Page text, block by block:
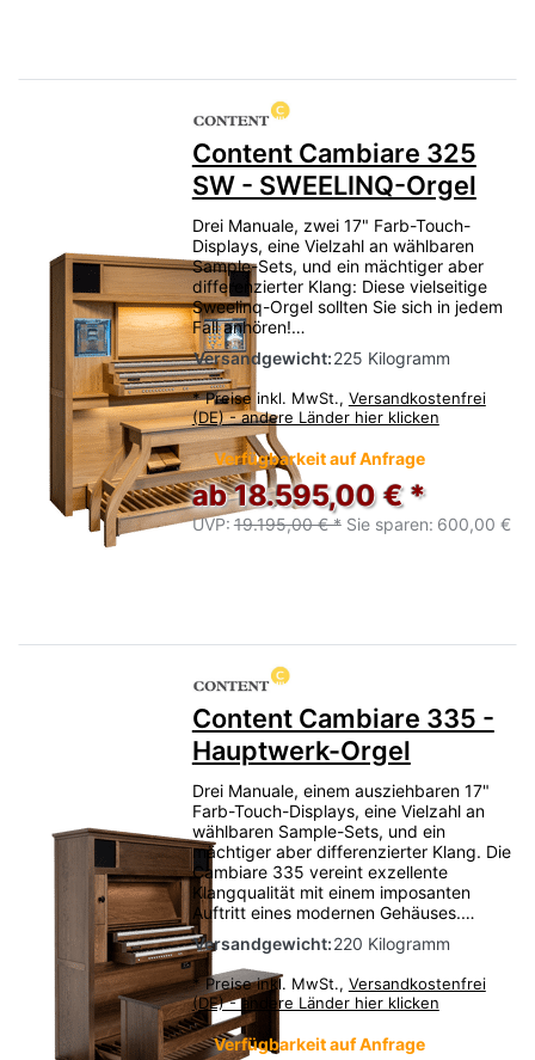
Content Cambiare 325
SW - SWEELINQ-Orgel
Drei Manuale, zwei 17" Farb-Touch-
Displays, eine Vielzahl an wählbaren
Sample-Sets, und ein mächtiger aber
differenzierter Klang: Diese vielseitige
Sweelinq-Orgel sollten Sie sich in jedem
Fall anhören!…
Versandgewicht:225 Kilogramm
* Preise inkl. MwSt., Versandkostenfrei
(DE) - andere Länder hier klicken
Verfügbarkeit auf Anfrage
ab 18.595,00 € *
UVP: 19.195,00 € * Sie sparen: 600,00 €
Content Cambiare 335 -
Hauptwerk-Orgel
Drei Manuale, einem ausziehbaren 17"
Farb-Touch-Displays, eine Vielzahl an
wählbaren Sample-Sets, und ein
mächtiger aber differenzierter Klang. Die
Cambiare 335 vereint exzellente
Klangqualität mit einem imposanten
Auftritt eines modernen Gehäuses.…
Versandgewicht:220 Kilogramm
* Preise inkl. MwSt., Versandkostenfrei
(DE) - andere Länder hier klicken
Verfügbarkeit auf Anfrage